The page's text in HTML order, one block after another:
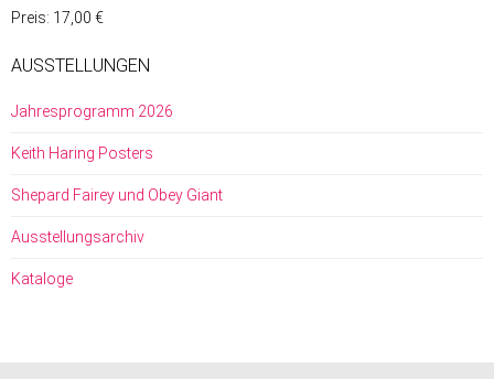
Preis: 17,00 €
AUSSTELLUNGEN
Jahresprogramm 2026
Keith Haring Posters
Shepard Fairey und Obey Giant
Ausstellungsarchiv
Kataloge